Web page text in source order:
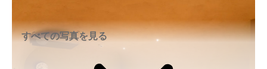
すべての写真を見る